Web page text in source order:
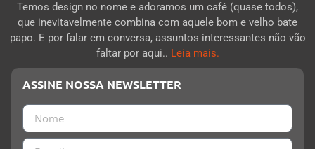
Temos design no nome e adoramos um café (quase todos),
que inevitavelmente combina com aquele bom e velho bate
papo. E por falar em conversa, assuntos interessantes não vão
faltar por aqui.. Leia mais.
ASSINE NOSSA NEWSLETTER